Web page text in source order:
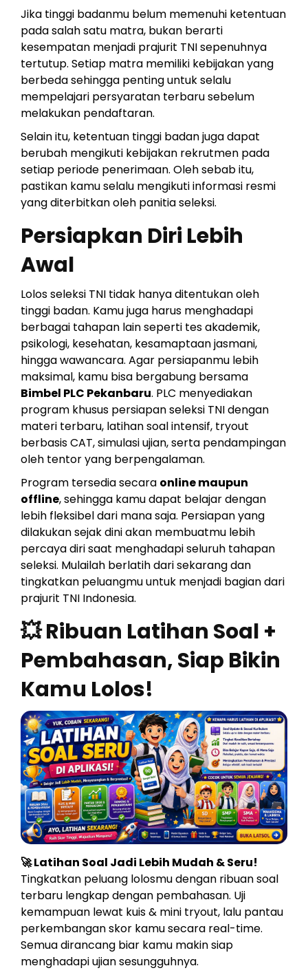
Jika tinggi badanmu belum memenuhi ketentuan
pada salah satu matra, bukan berarti
kesempatan menjadi prajurit TNI sepenuhnya
tertutup. Setiap matra memiliki kebijakan yang
berbeda sehingga penting untuk selalu
mempelajari persyaratan terbaru sebelum
melakukan pendaftaran.
Selain itu, ketentuan tinggi badan juga dapat
berubah mengikuti kebijakan rekrutmen pada
setiap periode penerimaan. Oleh sebab itu,
pastikan kamu selalu mengikuti informasi resmi
yang diterbitkan oleh panitia seleksi.
Persiapkan Diri Lebih
Awal
Lolos seleksi TNI tidak hanya ditentukan oleh
tinggi badan. Kamu juga harus menghadapi
berbagai tahapan lain seperti tes akademik,
psikologi, kesehatan, kesamaptaan jasmani,
hingga wawancara. Agar persiapanmu lebih
maksimal, kamu bisa bergabung bersama
Bimbel PLC Pekanbaru. PLC menyediakan
program khusus persiapan seleksi TNI dengan
materi terbaru, latihan soal intensif, tryout
berbasis CAT, simulasi ujian, serta pendampingan
oleh tentor yang berpengalaman.
Program tersedia secara online maupun
offline, sehingga kamu dapat belajar dengan
lebih fleksibel dari mana saja. Persiapan yang
dilakukan sejak dini akan membuatmu lebih
percaya diri saat menghadapi seluruh tahapan
seleksi. Mulailah berlatih dari sekarang dan
tingkatkan peluangmu untuk menjadi bagian dari
prajurit TNI Indonesia.
💥 Ribuan Latihan Soal +
Pembahasan, Siap Bikin
Kamu Lolos!
🚀 Latihan Soal Jadi Lebih Mudah & Seru!
Tingkatkan peluang lolosmu dengan ribuan soal
terbaru lengkap dengan pembahasan. Uji
kemampuan lewat kuis & mini tryout, lalu pantau
perkembangan skor kamu secara real-time.
Semua dirancang biar kamu makin siap
menghadapi ujian sesungguhnya.